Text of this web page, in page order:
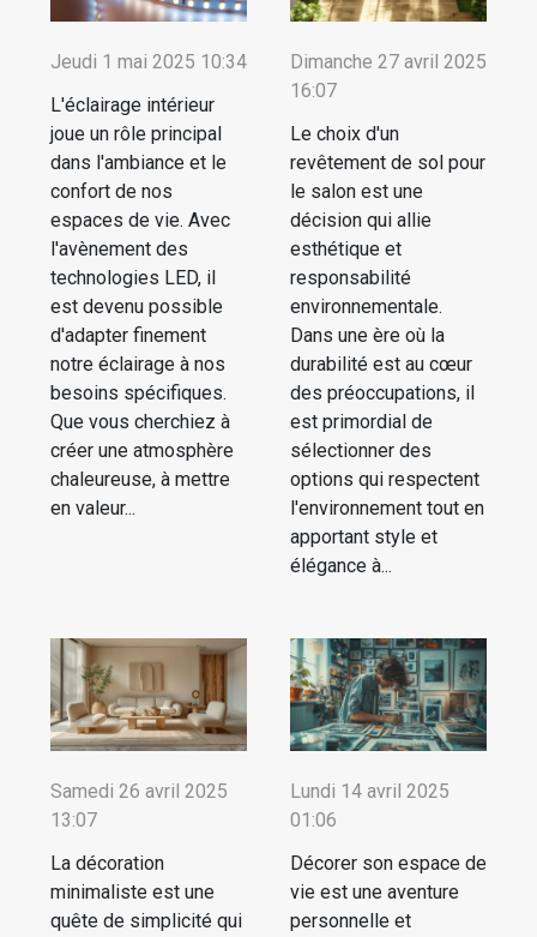
Jeudi 1 mai 2025 10:34
L'éclairage intérieur
joue un rôle principal
dans l'ambiance et le
confort de nos
espaces de vie. Avec
l'avènement des
technologies LED, il
est devenu possible
d'adapter finement
notre éclairage à nos
besoins spécifiques.
Que vous cherchiez à
créer une atmosphère
chaleureuse, à mettre
en valeur...
Dimanche 27 avril 2025
16:07
Le choix d'un
revêtement de sol pour
le salon est une
décision qui allie
esthétique et
responsabilité
environnementale.
Dans une ère où la
durabilité est au cœur
des préoccupations, il
est primordial de
sélectionner des
options qui respectent
l'environnement tout en
apportant style et
élégance à...
Samedi 26 avril 2025
13:07
La décoration
minimaliste est une
quête de simplicité qui
Lundi 14 avril 2025
01:06
Décorer son espace de
vie est une aventure
personnelle et